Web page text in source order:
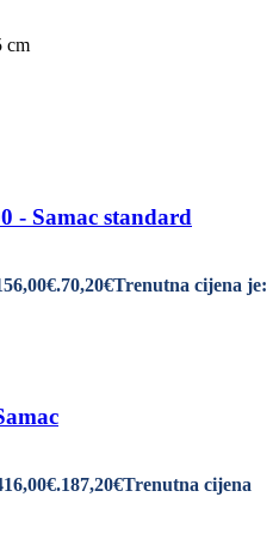
cm
- Samac standard
70,20€Trenutna cijena je:
187,20€Trenutna cijena